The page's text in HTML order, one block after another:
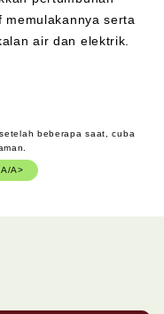
serta
air dan elektrik.
beberapa saat, cuba
A>